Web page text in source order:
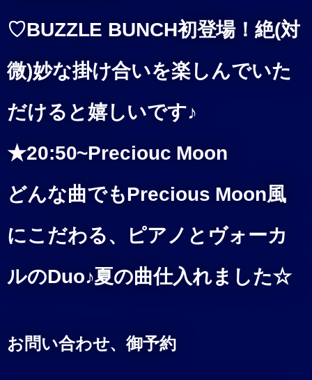
♡BUZZLE BUNCH初登場！絶(対
微)妙な掛け合いを楽しんでいた
だけると嬉しいです♪
★20:50~Preciouc Moon
どんな曲でもPrecious Moon風
にこだわる、ピアノとヴォーカ
ルのDuo♪夏の曲仕入れました☆
お問い合わせ、御予約